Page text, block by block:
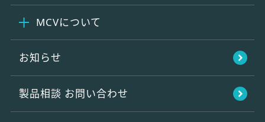
MCVについて
お知らせ
製品相談 お問い合わせ